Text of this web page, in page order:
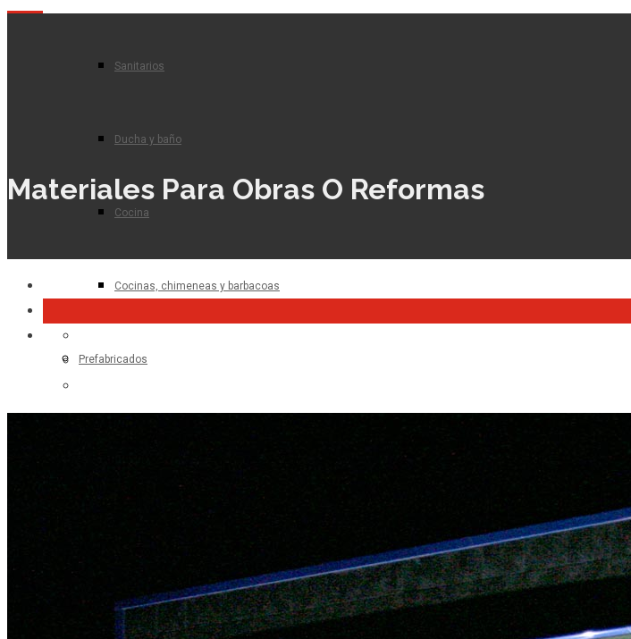
Sanitarios
Ducha y baño
Cocina
Cocinas, chimeneas y barbacoas
Prefabricados
Materiales Para Obras O Reformas